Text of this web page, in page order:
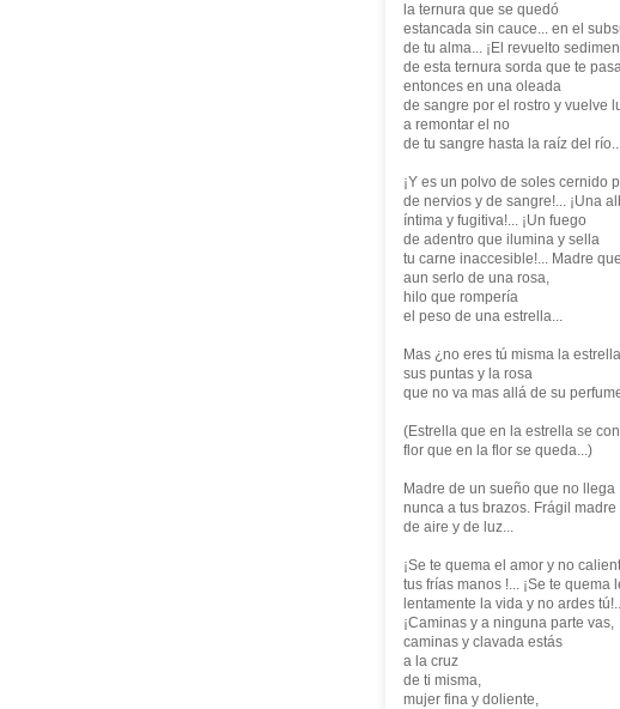
la ternura que se quedó
estancada sin cauce... en el
de tu alma... ¡El revuelto
de esta ternura sorda que te
entonces en una oleada
de sangre por el rostro y vuelve
a remontar el no
de tu sangre hasta la raíz del
¡Y es un polvo de soles cernido
de nervios y de sangre!... ¡Una
íntima y fugitiva!... ¡Un fuego
de adentro que ilumina y sella
tu carne inaccesible!... Madre
aun serlo de una rosa,
hilo que rompería
el peso de una estrella...
Mas ¿no eres tú misma la
sus puntas y la rosa
que no va mas allá de su
(Estrella que en la estrella se
flor que en la flor se queda...)
Madre de un sueño que no llega
nunca a tus brazos. Frágil madre
de aire y de luz...
¡Se te quema el amor y no
tus frías manos !... ¡Se te quema
lentamente la vida y no ardes
¡Caminas y a ninguna parte vas,
caminas y clavada estás
a la cruz
de ti misma,
mujer fina y doliente,